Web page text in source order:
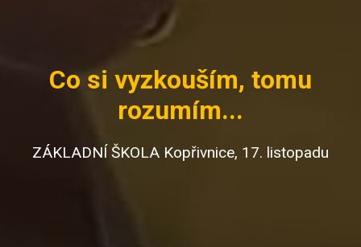
Co si vyzkouším, tomu
rozumím...
ZÁKLADNÍ ŠKOLA Kopřivnice, 17. listopadu